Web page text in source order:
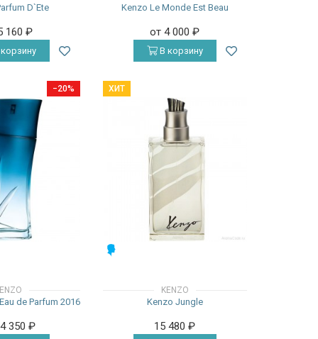
D`Ete
160₽
Kenzo Le Monde Est Beau
от 4 000₽
В корзину
−20%
de Parfum 2016
350₽
ХИТ
KENZO
Kenzo Jungle
15 480₽